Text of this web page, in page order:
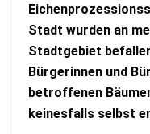
Stadt wurden an
Stadtgebiet
Bürgerinnen und
betroffenen
keinesfalls selbst